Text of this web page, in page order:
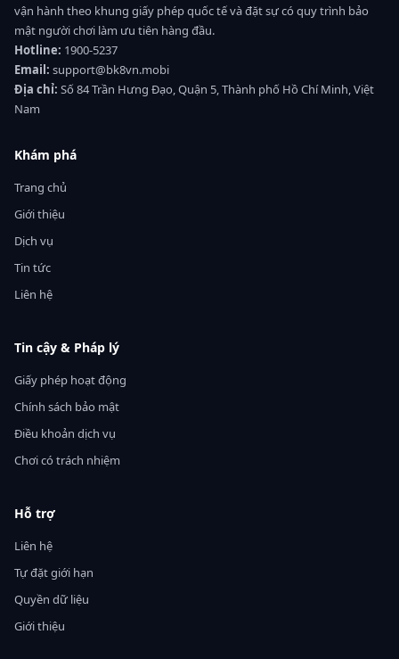
vận hành theo khung giấy phép quốc tế và đặt sự có quy trình bảo
mật người chơi làm ưu tiên hàng đầu.
Hotline: 1900-5237
Email: support@bk8vn.mobi
Địa chỉ: Số 84 Trần Hưng Đạo, Quận 5, Thành phố Hồ Chí Minh, Việt
Nam
Khám phá
Trang chủ
Giới thiệu
Dịch vụ
Tin tức
Liên hệ
Tin cậy & Pháp lý
Giấy phép hoạt động
Chính sách bảo mật
Điều khoản dịch vụ
Chơi có trách nhiệm
Hỗ trợ
Liên hệ
Tự đặt giới hạn
Quyền dữ liệu
Giới thiệu